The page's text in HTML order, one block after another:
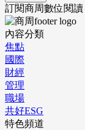
訂閱商周數位閱讀
內容分類
焦點
國際
財經
管理
職場
共好ESG
特色頻道